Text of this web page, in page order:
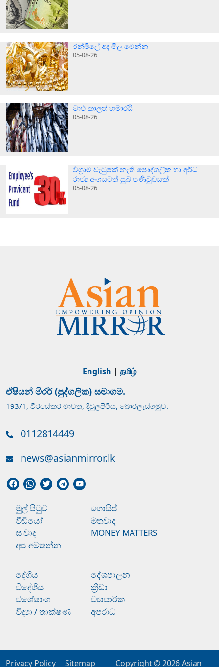
රන්මිලේ අද මිල මෙන්න
05-08-26
මාළු කාලත් හමාරයි
05-08-26
විශ්‍රාම වැටුපක් නැති පෞද්ගලික හා අර්ධ
රාජ්‍ය අංශයටත් සුබ පණිවුඩයක්
05-08-26
English | தமிழ்
ඒෂියන් මිරර් (පුද්ගලික) සමාගම.
193/1, වීරසේකර මාවත, දිවුලපිටිය, බොරලැස්ගමුව.
0112814449
news@asianmirror.lk
මුල් පිටුව
ගොසිප්
වීඩියෝ
මතවාද
සංවාද
MONEY MATTERS
අප අමතන්න
දේශීය
දේශපාලන
විදේශීය
ක්‍රීඩා
විශේෂාංග
ව්‍යාපාරික
විද්‍යා / තාක්ෂණ
අපරාධ
Privacy Policy Sitemap Copyright © 2026Asian